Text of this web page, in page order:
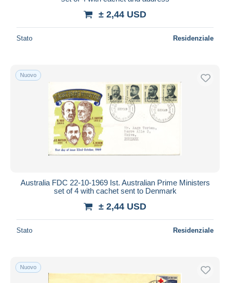
± 2,44 USD
Stato Residenziale
Nuovo
Australia FDC 22-10-1969 Ist. Australian Prime Ministers
set of 4 with cachet sent to Denmark
± 2,44 USD
Stato Residenziale
Nuovo